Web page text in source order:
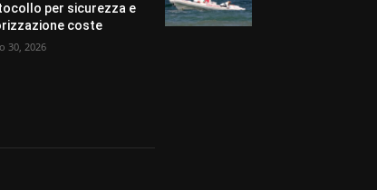
per sicurezza e
coste
30, 2026